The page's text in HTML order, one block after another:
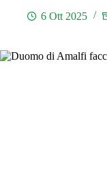
6 Ott 2025